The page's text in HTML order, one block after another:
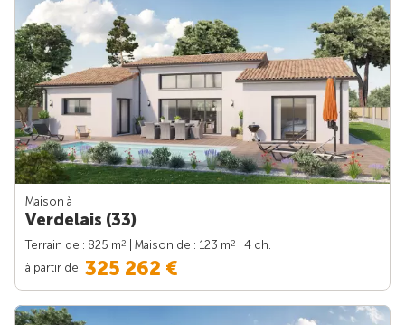
Maison à
Verdelais (33)
Terrain de : 825 m2 | Maison de : 123 m2
| 4 ch.
à partir de 325 262 €